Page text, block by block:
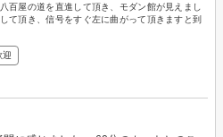
百屋の道を直進して頂き、モダン館が見えまし
て頂き、信号をすぐ左に曲がって頂きますと到
迎